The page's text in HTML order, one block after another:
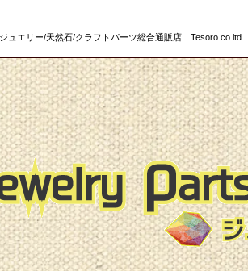
エリー/天然石/クラフトパーツ総合通販店 Tesoro co.ltd.